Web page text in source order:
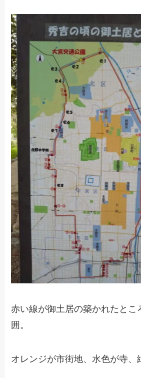
赤い線が御土居の築かれたとこ
囲。
オレンジが市街地、水色が寺、